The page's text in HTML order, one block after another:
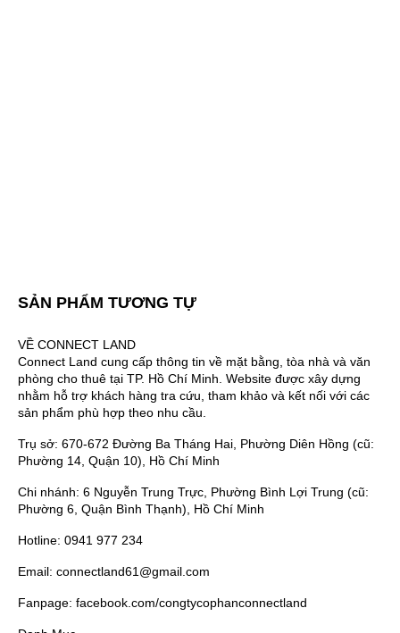
SẢN PHẨM TƯƠNG TỰ
VỀ CONNECT LAND
Connect Land cung cấp thông tin về mặt bằng, tòa nhà và văn
phòng cho thuê tại TP. Hồ Chí Minh. Website được xây dựng
nhằm hỗ trợ khách hàng tra cứu, tham khảo và kết nối với các
sản phẩm phù hợp theo nhu cầu.
Trụ sở: 670-672 Đường Ba Tháng Hai, Phường Diên Hồng (cũ:
Phường 14, Quận 10), Hồ Chí Minh
Chi nhánh: 6 Nguyễn Trung Trực, Phường Bình Lợi Trung (cũ:
Phường 6, Quận Bình Thạnh), Hồ Chí Minh
Hotline: 0941 977 234
Email: connectland61@gmail.com
Fanpage: facebook.com/congtycophanconnectland